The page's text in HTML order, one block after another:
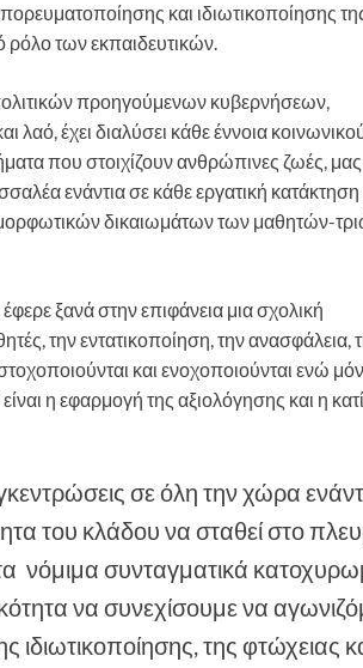
και ιδιωτικοποίησης
ρόλο των εκπαιδευτικών.
προηγούμενων κυβερνήσεων,
λαό, έχει διαλύσει κάθε έννοια
που στοιχίζουν ανθρώπινες ζωές, μας
ενάντια σε κάθε εργατική κατάκτηση
δικαιωμάτων των μαθητών-
ξανά στην επιφάνεια μια σχολική
την εντατικοποίηση, την ανασφάλεια,
και ενοχοποιούνται ενώ
η εφαρμογή της αξιολόγησης και η
σε όλη την χώρα
του κλάδου να σταθεί στο
νόμιμα συνταγματικά
να συνεχίσουμε να
της φτώχειας